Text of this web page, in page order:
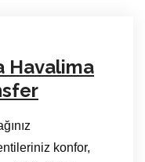
Havalima
konfor,